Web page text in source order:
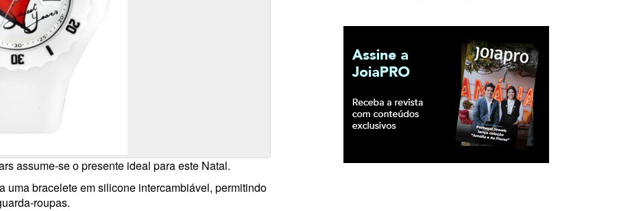
assume-se o presente ideal para este Natal.
uma bracelete em silicone intercambiável, permitindo
roupas.